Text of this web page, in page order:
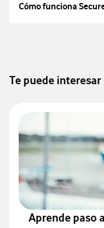
Cómo funciona
Te puede interesar
Aprende paso